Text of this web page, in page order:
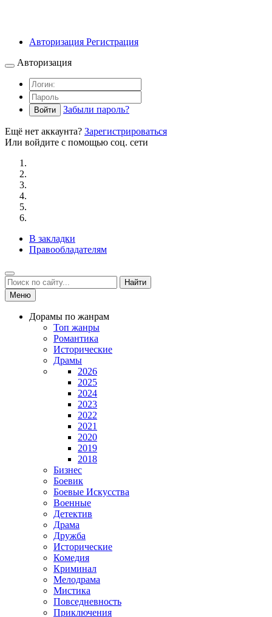
Авторизация Регистрация
Авторизация
Войти Забыли пароль?
Ещё нет аккаунта? Зарегистрироваться
Или войдите с помощью соц. сети
В закладки
Правообладателям
Найти
Меню
Дорамы по жанрам
Топ жанры
Романтика
Исторические
Драмы
2026
2025
2024
2023
2022
2021
2020
2019
2018
Бизнес
Боевик
Боевые Искусства
Военные
Детектив
Драма
Дружба
Исторические
Комедия
Криминал
Мелодрама
Мистика
Повседневность
Приключения